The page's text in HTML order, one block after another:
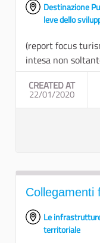
Destinazione
leve dello
(report focus
intesa non
CREATED AT
22/01/2020
Collegamenti
Le
territoriale